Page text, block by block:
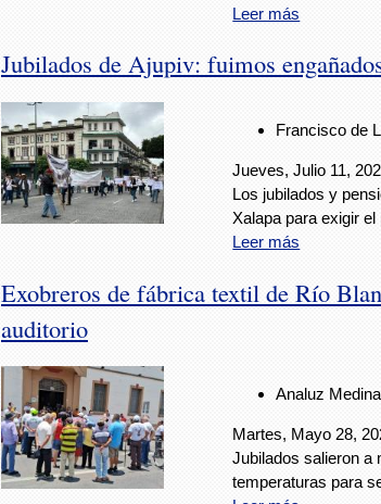
Leer más
Jubilados de Ajupiv: fuimos
Francisco de
Jueves, Julio 11,
Los jubilados y
Xalapa para exigir
Leer más
Exobreros de fábrica textil de Río
auditorio
Analuz Medina
Martes, Mayo 28,
Jubilados salieron a
temperaturas para